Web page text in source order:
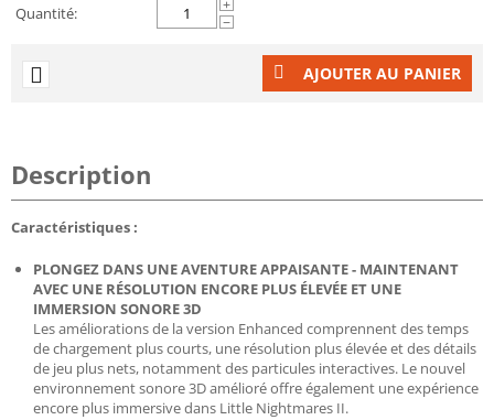
Quantité:
+
−
AJOUTER AU PANIER
Description
Caractéristiques :
PLONGEZ DANS UNE AVENTURE APPAISANTE - MAINTENANT
AVEC UNE RÉSOLUTION ENCORE PLUS ÉLEVÉE ET UNE
IMMERSION SONORE 3D
Les améliorations de la version Enhanced comprennent des temps
de chargement plus courts, une résolution plus élevée et des détails
de jeu plus nets, notamment des particules interactives. Le nouvel
environnement sonore 3D amélioré offre également une expérience
encore plus immersive dans Little Nightmares II.